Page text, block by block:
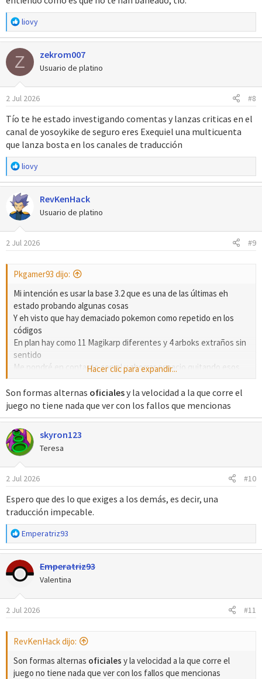
R
e
a
c
c
i
o
n
s
:
liovy
Z zekrom007
Usuario de platino
2 Jul 2026 #8
Tío te he estado investigando comentas y lanzas criticas en el
canal de yosoykike de seguro eres Exequiel una multicuenta
que lanza bosta en los canales de traducción
R
e
a
c
c
i
o
n
:
liovy
RevKenHack
Usuario de platino
2 Jul 2026 #9
Pkgamer93 dijo:
Mi intención es usar la base 3.2 que es una de las últimas eh
estado probando algunas cosas
Y eh visto que hay demaciado pokemon como repetido en los
códigos
En plan hay como 11 Magikarp diferentes y 4 arboks extraños sin
sentido
Me pondré en contacto con el y ahorrar espacio quitando esos
juego ya que me fije que anda a 60fps pero creo que es mejor
dejarlo a 40fps ya que hay momentos en el juego que los NPS
desaparecen o cambian de color sin venir a cuenta
Espero que no le importe todo lo que le pasaré
Hacer clic para expandir...
Son formas alternas oficialesy la velocidad a la que corre el
juego no tiene nada que ver con los fallos que mencionas
skyron123
Teresa
2 Jul 2026 #10
Espero que des lo que exiges a los demás, es decir, una
traducción impecable.
R
e
a
c
c
o
n
:
Emperatriz93
Emperatriz93
Valentina
2 Jul 2026 #11
RevKenHack dijo:
Son formas alternas oficiales y la velocidad a la que corre el
juego no tiene nada que ver con los fallos que mencionas